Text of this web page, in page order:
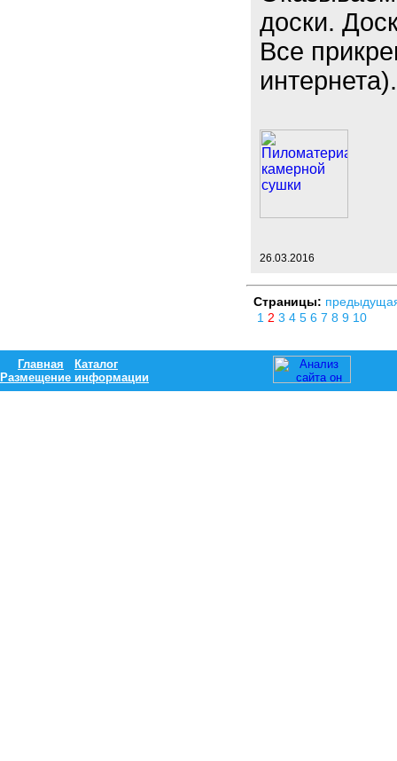
доски.
Все
26.03.2016
Страницы:
1 2 3 4 5 6 7 8 9 10
Главная
Каталог
Размещение информации